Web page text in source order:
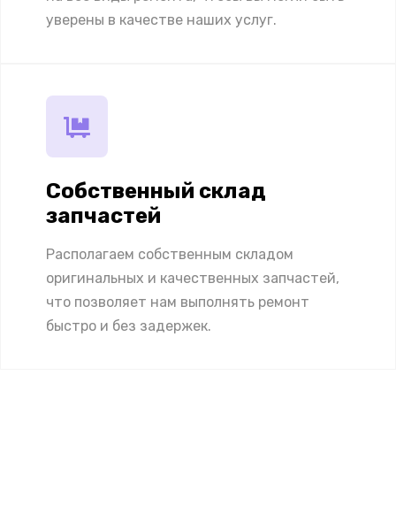
уверены в качестве наших услуг.
Собственный склад
запчастей
Располагаем собственным складом
оригинальных и качественных запчастей,
что позволяет нам выполнять ремонт
быстро и без задержек.